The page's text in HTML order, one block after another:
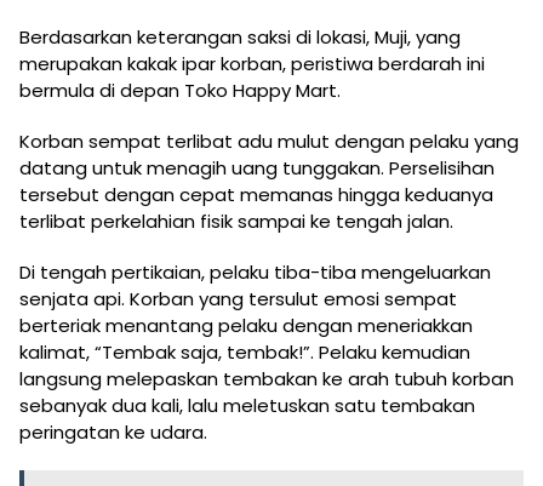
Berdasarkan keterangan saksi di lokasi, Muji, yang
merupakan kakak ipar korban, peristiwa berdarah ini
bermula di depan Toko Happy Mart.
Korban sempat terlibat adu mulut dengan pelaku yang
datang untuk menagih uang tunggakan. Perselisihan
tersebut dengan cepat memanas hingga keduanya
terlibat perkelahian fisik sampai ke tengah jalan.
Di tengah pertikaian, pelaku tiba-tiba mengeluarkan
senjata api. Korban yang tersulut emosi sempat
berteriak menantang pelaku dengan meneriakkan
kalimat, “Tembak saja, tembak!”. Pelaku kemudian
langsung melepaskan tembakan ke arah tubuh korban
sebanyak dua kali, lalu meletuskan satu tembakan
peringatan ke udara.